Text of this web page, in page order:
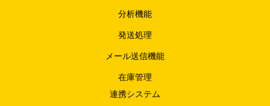
分析機能
発送処理
メール送信機能
在庫管理
連携システム